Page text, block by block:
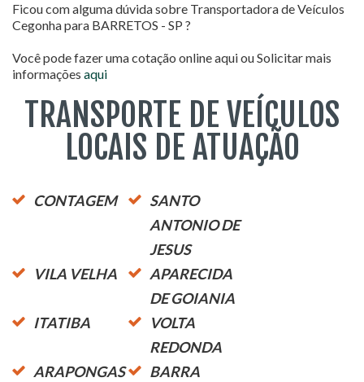
Ficou com alguma dúvida sobre Transportadora de Veículos
Cegonha para BARRETOS - SP ?
Você pode fazer uma cotação online aqui ou Solicitar mais
informações aqui
TRANSPORTE DE VEÍCULOS
LOCAIS DE ATUAÇÃO
CONTAGEM
SANTO
ANTONIO DE
JESUS
VILA VELHA
APARECIDA
DE GOIANIA
ITATIBA
VOLTA
REDONDA
ARAPONGAS
BARRA